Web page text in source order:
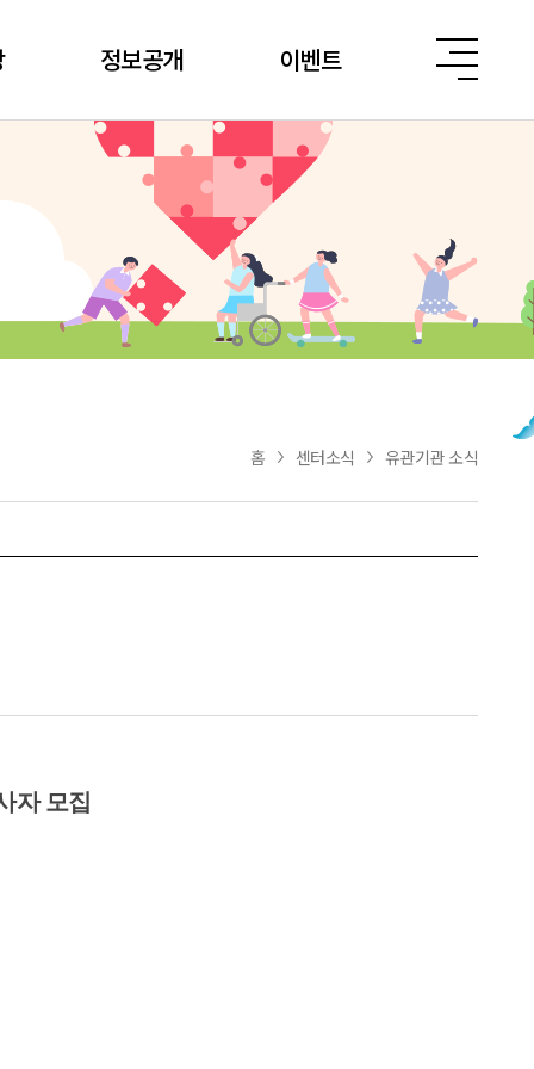
정보공개 이벤트
홈 센터소식 유관기관 소식
자 모집